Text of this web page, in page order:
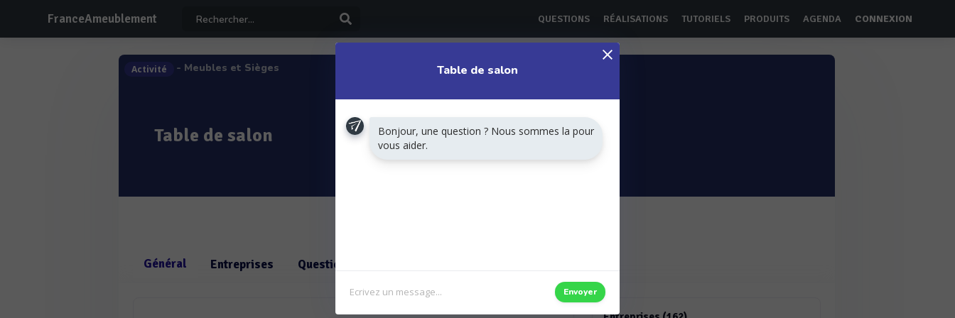
FranceAmeublement QUESTIONS RÉALISATIONS TUTORIELS PRODUITS AGENDA CONNEXION
Activité - Meubles et Sièges
Table de salon
Général Entreprises Questions
Table de salon
Bonjour, une question ? Nous sommes la pour
vous aider.
Envoyer